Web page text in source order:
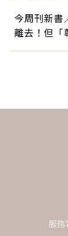
今周刊新書
離去！但「
服